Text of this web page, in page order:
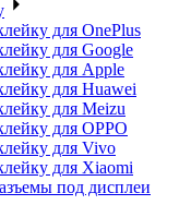
для OnePlus
для Google
для Apple
для Huawei
для Meizu
для OPPO
для Vivo
для Xiaomi
под дисплеи